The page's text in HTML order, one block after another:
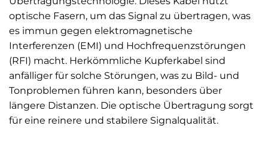
optische Fasern, um das Signal zu übertragen, was
es immun gegen elektromagnetische
Interferenzen (EMI) und Hochfrequenzstörungen
(RFI) macht. Herkömmliche Kupferkabel sind
anfälliger für solche Störungen, was zu Bild- und
Tonproblemen führen kann, besonders über
längere Distanzen. Die optische Übertragung sorgt
für eine reinere und stabilere Signalqualität.